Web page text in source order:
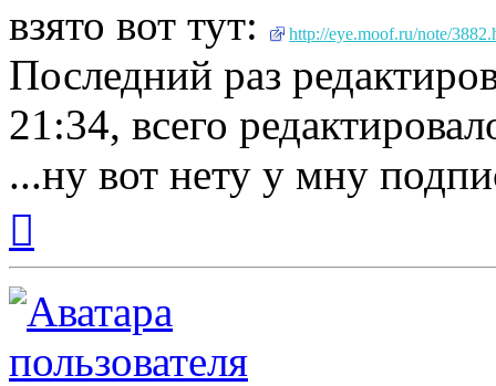
взято вот тут:
http://eye.moof.ru/note/
Последний раз
21:34, всего
...ну вот нету у мну
началу